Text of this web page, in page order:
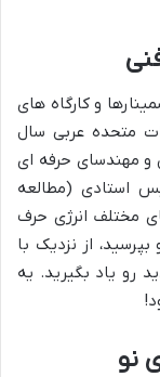
و کارگاه های
متحده عربی سال
و مهندسای حرفه ای
استادی (مطالعه
مختلف انرژی حرف
از نزدیک با
رو یاد بگیرید. یه
نو